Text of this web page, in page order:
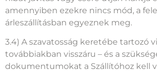
hibát javítás vagy csere útján hárítja
amennyiben ezekre nincs mód, a
3.4) A szavatosság keretébe tartozó
továbbiakban visszáru – és a